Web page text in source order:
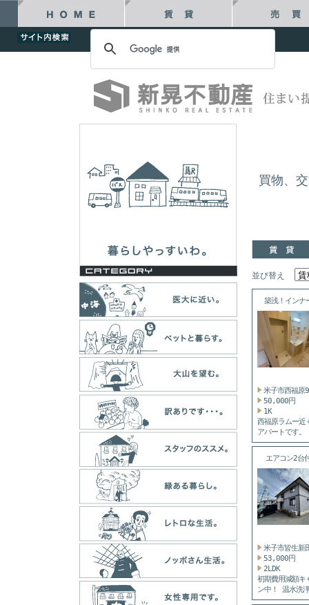
買物、
並び替え
築浅！インナ
ス...
米子市西福原
50,000円
1K
西福原ラムー近
アパートです。
ーネッ...
エアコン2
敷...
米子市皆生新
53,000円
2LDK
初期費用減額キ
ン中！ 温水洗
座...